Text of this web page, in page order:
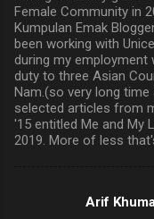
Female Community in
Kumpulan Emak
been working with
during my employment
duty to three Asian
Nam.(so very long
selected articles from
'15 entitled Me and My
2019. More of less
Arif